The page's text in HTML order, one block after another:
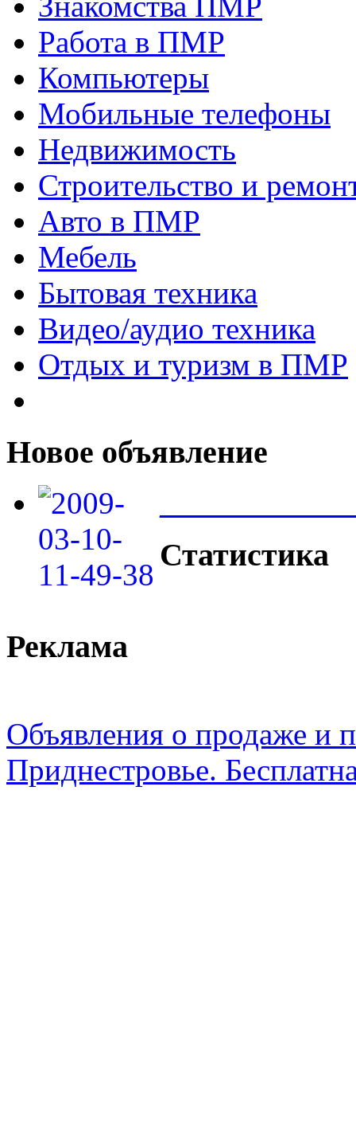
Работа в ПМР
Компьютеры
Мобильные телефоны
Недвижимость
Строительство и
Авто в ПМР
Мебель
Бытовая техника
Видео/аудио техника
Отдых и туризм в ПМР
Новое объявление
Статистика
Реклама
Объявления о продаже и
Приднестровье.